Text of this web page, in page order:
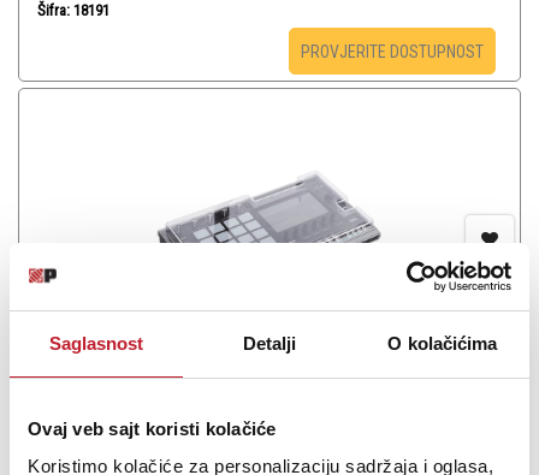
Saglasnost Detalji O kolačićima
Ovaj veb sajt koristi kolačiće
Koristimo kolačiće za personalizaciju sadržaja i oglasa,
Šifra: 18191
PROVJERITE DOSTUPNOST
-Decksaveri
100,00KM